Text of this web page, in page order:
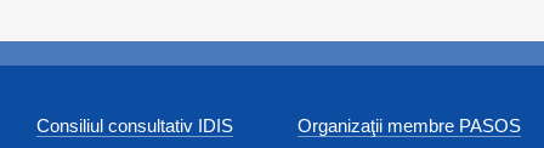
Consiliul consultativ IDIS Organizaţii membre PASOS